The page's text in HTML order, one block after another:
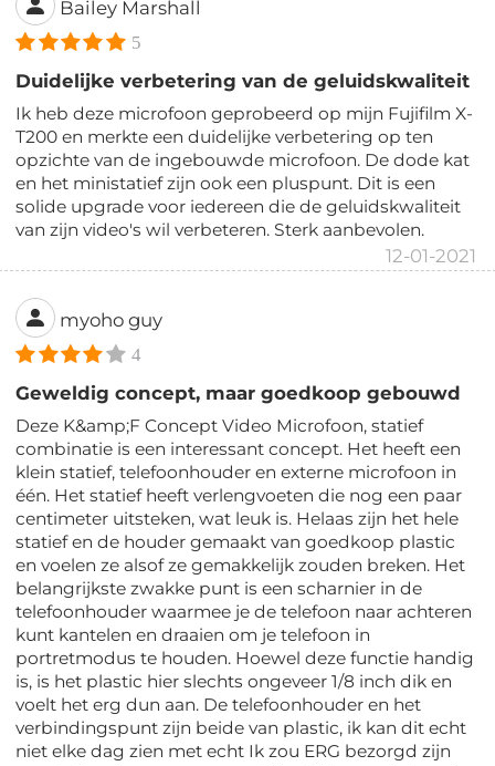
Bailey Marshall
5
Duidelijke verbetering van de geluidskwaliteit
Ik heb deze microfoon geprobeerd op mijn Fujifilm X-
T200 en merkte een duidelijke verbetering op ten
opzichte van de ingebouwde microfoon. De dode kat
en het ministatief zijn ook een pluspunt. Dit is een
solide upgrade voor iedereen die de geluidskwaliteit
van zijn video's wil verbeteren. Sterk aanbevolen.
12-01-2021
myoho guy
4
Geweldig concept, maar goedkoop gebouwd
Deze K&amp;F Concept Video Microfoon, statief
combinatie is een interessant concept. Het heeft een
klein statief, telefoonhouder en externe microfoon in
één. Het statief heeft verlengvoeten die nog een paar
centimeter uitsteken, wat leuk is. Helaas zijn het hele
statief en de houder gemaakt van goedkoop plastic
en voelen ze alsof ze gemakkelijk zouden breken. Het
belangrijkste zwakke punt is een scharnier in de
telefoonhouder waarmee je de telefoon naar achteren
kunt kantelen en draaien om je telefoon in
portretmodus te houden. Hoewel deze functie handig
is, is het plastic hier slechts ongeveer 1/8 inch dik en
voelt het erg dun aan. De telefoonhouder en het
verbindingspunt zijn beide van plastic, ik kan dit echt
niet elke dag zien met echt Ik zou ERG bezorgd zijn